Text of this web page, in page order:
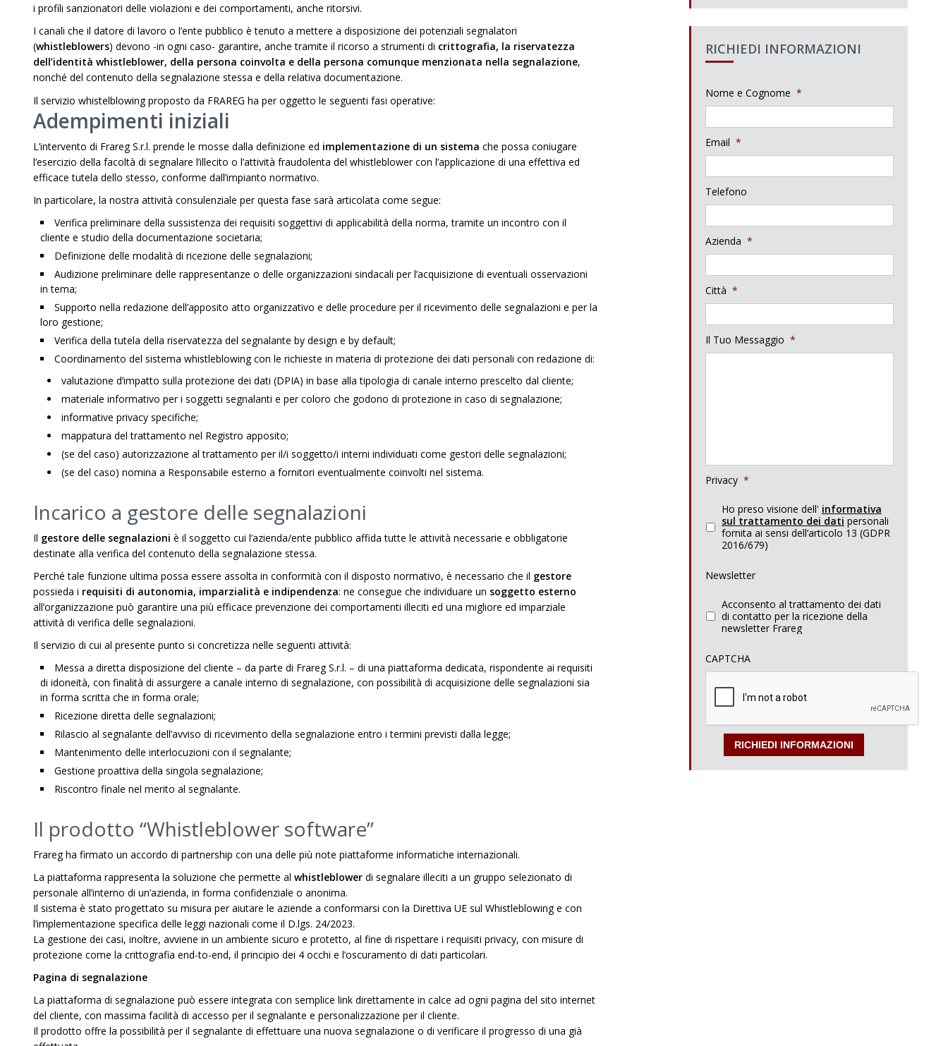
i profili sanzionatori delle violazioni e dei comportamenti, anche ritorsivi.
I canali che il datore di lavoro o l’ente pubblico è tenuto a mettere a disposizione dei potenziali segnalatori
(whistleblowers) devono -in ogni caso- garantire, anche tramite il ricorso a strumenti di crittografia, la riservatezza
dell’identità whistleblower, della persona coinvolta e della persona comunque menzionata nella segnalazione,
nonché del contenuto della segnalazione stessa e della relativa documentazione.
Il servizio whistelblowing proposto da FRAREG ha per oggetto le seguenti fasi operative:
Adempimenti iniziali
L’intervento di Frareg S.r.l. prende le mosse dalla definizione ed implementazione di un sistema che possa coniugare
l’esercizio della facoltà di segnalare l’illecito o l’attività fraudolenta del whistleblower con l’applicazione di una effettiva ed
efficace tutela dello stesso, conforme dall’impianto normativo.
In particolare, la nostra attività consulenziale per questa fase sarà articolata come segue:
Verifica preliminare della sussistenza dei requisiti soggettivi di applicabilità della norma, tramite un incontro con il
cliente e studio della documentazione societaria;
Definizione delle modalità di ricezione delle segnalazioni;
Audizione preliminare delle rappresentanze o delle organizzazioni sindacali per l’acquisizione di eventuali osservazioni
in tema;
Supporto nella redazione dell’apposito atto organizzativo e delle procedure per il ricevimento delle segnalazioni e per la
loro gestione;
Verifica della tutela della riservatezza del segnalante by design e by default;
Coordinamento del sistema whistleblowing con le richieste in materia di protezione dei dati personali con redazione di:
valutazione d’impatto sulla protezione dei dati (DPIA) in base alla tipologia di canale interno prescelto dal cliente;
materiale informativo per i soggetti segnalanti e per coloro che godono di protezione in caso di segnalazione;
informative privacy specifiche;
mappatura del trattamento nel Registro apposito;
(se del caso) autorizzazione al trattamento per il/i soggetto/i interni individuati come gestori delle segnalazioni;
(se del caso) nomina a Responsabile esterno a fornitori eventualmente coinvolti nel sistema.
Incarico a gestore delle segnalazioni
Il gestore delle segnalazioni è il soggetto cui l’azienda/ente pubblico affida tutte le attività necessarie e obbligatorie
destinate alla verifica del contenuto della segnalazione stessa.
Perché tale funzione ultima possa essere assolta in conformità con il disposto normativo, è necessario che il gestore
possieda i requisiti di autonomia, imparzialità e indipendenza: ne consegue che individuare un soggetto esterno
all’organizzazione può garantire una più efficace prevenzione dei comportamenti illeciti ed una migliore ed imparziale
attività di verifica delle segnalazioni.
Il servizio di cui al presente punto si concretizza nelle seguenti attività:
Messa a diretta disposizione del cliente – da parte di Frareg S.r.l. – di una piattaforma dedicata, rispondente ai requisiti
di idoneità, con finalità di assurgere a canale interno di segnalazione, con possibilità di acquisizione delle segnalazioni sia
in forma scritta che in forma orale;
Ricezione diretta delle segnalazioni;
Rilascio al segnalante dell’avviso di ricevimento della segnalazione entro i termini previsti dalla legge;
Mantenimento delle interlocuzioni con il segnalante;
Gestione proattiva della singola segnalazione;
Riscontro finale nel merito al segnalante.
Il prodotto “Whistleblower software”
Frareg ha firmato un accordo di partnership con una delle più note piattaforme informatiche internazionali.
La piattaforma rappresenta la soluzione che permette al whistleblower di segnalare illeciti a un gruppo selezionato di
personale all’interno di un’azienda, in forma confidenziale o anonima.
Il sistema è stato progettato su misura per aiutare le aziende a conformarsi con la Direttiva UE sul Whistleblowing e con
l’implementazione specifica delle leggi nazionali come il D.lgs. 24/2023.
La gestione dei casi, inoltre, avviene in un ambiente sicuro e protetto, al fine di rispettare i requisiti privacy, con misure di
protezione come la crittografia end-to-end, il principio dei 4 occhi e l’oscuramento di dati particolari.
Pagina di segnalazione
La piattaforma di segnalazione può essere integrata con semplice link direttamente in calce ad ogni pagina del sito internet
del cliente, con massima facilità di accesso per il segnalante e personalizzazione per il cliente.
Il prodotto offre la possibilità per il segnalante di effettuare una nuova segnalazione o di verificare il progresso di una già
RICHIEDI INFORMAZIONI
Nome e Cognome *
Email *
Telefono
Azienda *
Città *
Il Tuo Messaggio *
Privacy *
Ho preso visione dell' informativa
sul trattamento dei dati personali
fornita ai sensi dell’articolo 13 (GDPR
2016/679)
Newsletter
Acconsento al trattamento dei dati
di contatto per la ricezione della
newsletter Frareg
CAPTCHA